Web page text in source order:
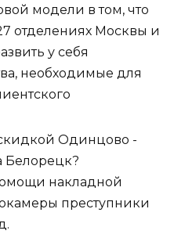
модели в том, что
отделениях Москвы и
у себя
необходимые для
Одинцово -
Белорецк?
накладной
преступники